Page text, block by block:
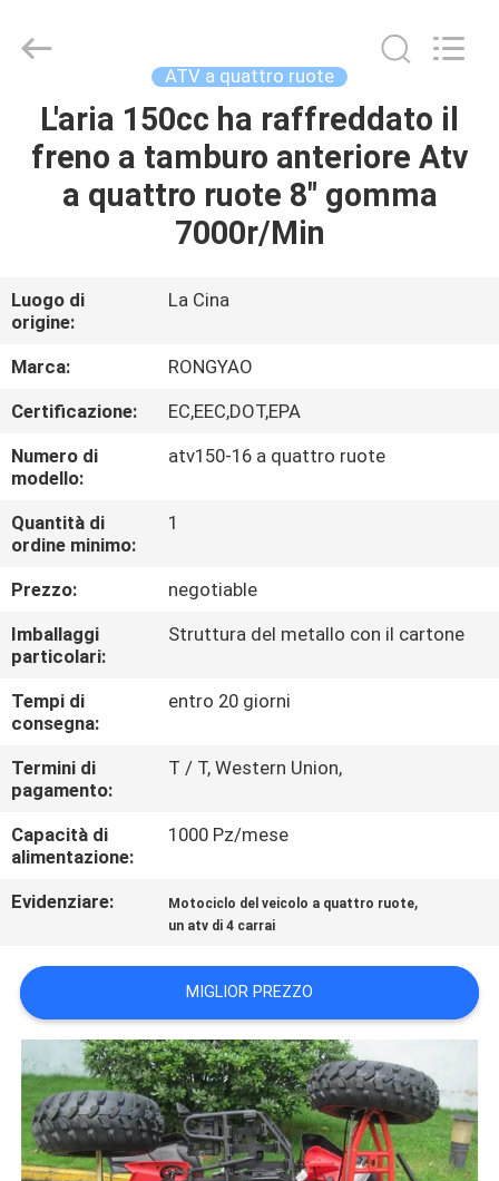
CASA
PRODOTTI
NOI
GIRO
DELLA
FABBRICA
CONTROLLO
DI
QUALITÀ
CONTATTICI
RICHIEDA
UNA
CITAZIONE
DEL
SITO
POLITICA
SULLA
PRIVACY
Rongyao
Vehicle
ATV a quattro ruote
L'aria 150cc ha raffreddato il
freno a tamburo anteriore Atv
a quattro ruote 8" gomma
7000r/Min
Luogo di
origine:
La Cina
Marca:
RONGYAO
Certificazione:
EC,EEC,DOT,EPA
Numero di
modello:
atv150-16 a quattro ruote
Quantità di
ordine minimo:
1
Prezzo:
negotiable
Imballaggi
particolari:
Struttura del metallo con il cartone
Tempi di
consegna:
entro 20 giorni
Termini di
pagamento:
T / T, Western Union,
Capacità di
alimentazione:
1000 Pz/mese
Evidenziare: Motociclo del veicolo a quattro ruote,
un atv di 4 carrai
MIGLIOR PREZZO